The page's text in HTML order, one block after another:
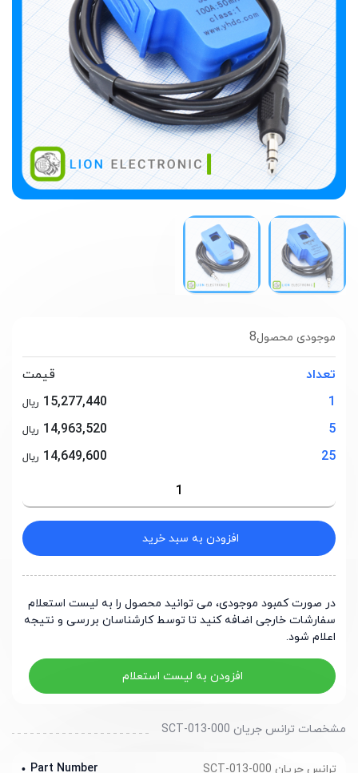
8موجودی محصول
تعداد
قیمت
1
15,277,440 ریال
5
14,963,520 ریال
25
14,649,600 ریال
افزودن به سبد خرید
در صورت کمبود موجودی، می توانید محصول را به لیست استعلام
سفارشات خارجی اضافه کنید تا توسط کارشناسان بررسی و نتیجه
اعلام شود.
افزودن به لیست استعلام
مشخصات ترانس جریان SCT-013-000
ترانس جریان SCT-013-000 Part Number